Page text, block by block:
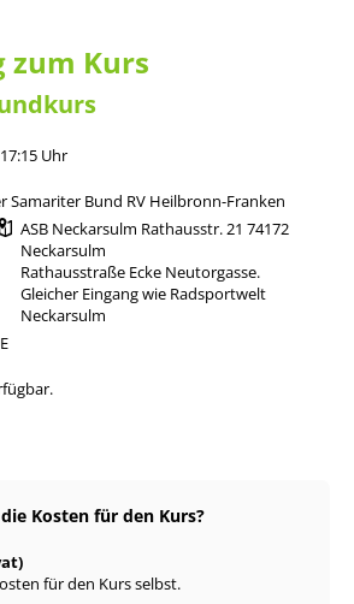
zum Kurs
Uhr
Samariter Bund RV Heilbronn-Franken
ASB Neckarsulm Rathausstr. 21 74172
Neckarsulm
Rathausstraße Ecke Neutorgasse.
Gleicher Eingang wie Radsportwelt
Neckarsulm
Kosten für den Kurs?
für den Kurs selbst.